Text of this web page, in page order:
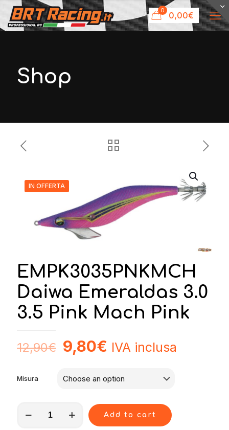
0 0,00€
Shop
IN OFFERTA
EMPK3035PNKMCH
Daiwa Emeraldas 3.0
3.5 Pink Mach Pink
12,90€ 9,80€ IVA inclusa
Misura
Daiwa
Add to cart